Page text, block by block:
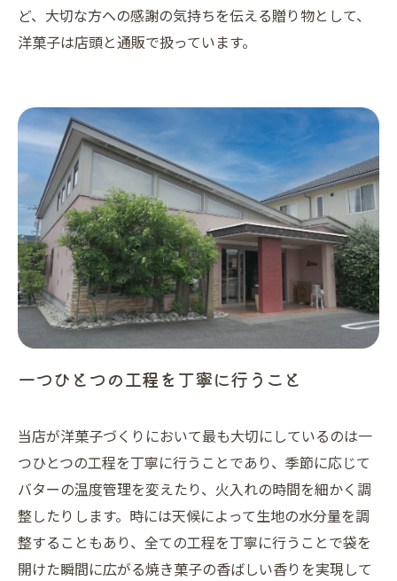
ど、大切な方への感謝の気持ちを伝える贈り物として、
洋菓子は店頭と通販で扱っています。
一つひとつの工程を丁寧に行うこと
当店が洋菓子づくりにおいて最も大切にしているのは一
つひとつの工程を丁寧に行うことであり、季節に応じて
バターの温度管理を変えたり、火入れの時間を細かく調
整したりします。時には天候によって生地の水分量を調
整することもあり、全ての工程を丁寧に行うことで袋を
開けた瞬間に広がる焼き菓子の香ばしい香りを実現して